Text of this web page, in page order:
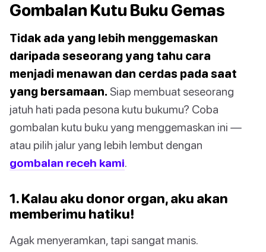
Gombalan Kutu Buku Gemas
Tidak ada yang lebih menggemaskan
daripada seseorang yang tahu cara
menjadi menawan dan cerdas pada saat
yang bersamaan. Siap membuat seseorang
jatuh hati pada pesona kutu bukumu? Coba
gombalan kutu buku yang menggemaskan ini —
atau pilih jalur yang lebih lembut dengan
gombalan receh kami.
1. Kalau aku donor organ, aku akan
memberimu hatiku!
Agak menyeramkan, tapi sangat manis.